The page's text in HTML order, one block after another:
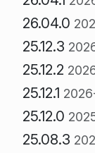
26.04.0
25.12.3
25.12.2
25.12.1
25.12.0
25.08.3